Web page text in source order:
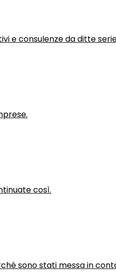
e consulenze da ditte
così.
sono stati messa in